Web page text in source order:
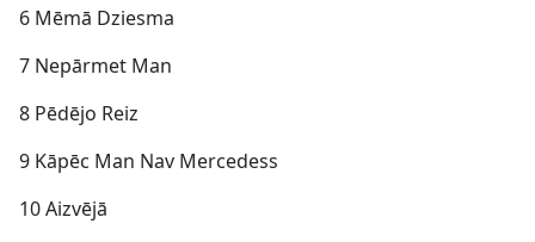
6 Mēmā Dziesma
7 Nepārmet Man
8 Pēdējo Reiz
9 Kāpēc Man Nav Mercedess
10 Aizvējā